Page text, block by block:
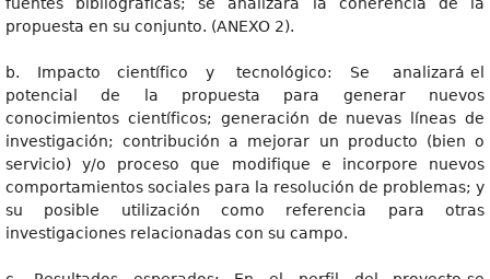
propuesta en su conjunto. (ANEXO 2).
b. Impacto científico y tecnológico: Se analizará el
potencial de la propuesta para generar nuevos
conocimientos científicos; generación de nuevas líneas de
investigación; contribución a mejorar un producto (bien o
servicio) y/o proceso que modifique e incorpore nuevos
comportamientos sociales para la resolución de problemas; y
su posible utilización como referencia para otras
investigaciones relacionadas con su campo.